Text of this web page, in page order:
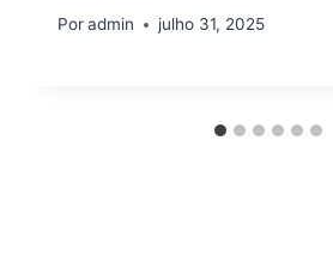
Poradmin julho 31, 2025